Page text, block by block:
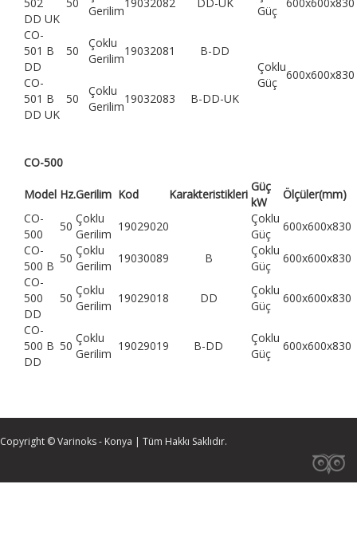
DD UK
Gerilim
Güç
CO-
501 B
DD
50
Çoklu
Gerilim
19032081
B-DD
Çoklu
Güç
600x600x830
CO-
501 B
DD UK
50
Çoklu
Gerilim
19032083 B-DD-UK
CO-500
Model Hz.Gerilim Kod Karakteristikleri
Güç
kW
Ölçüler(mm)
CO-
500
50
Çoklu
Gerilim
19029020
Çoklu
Güç
600x600x830
CO-
500 B
50
Çoklu
Gerilim
19030089 B
Çoklu
Güç
600x600x830
CO-
500
DD
50
Çoklu
Gerilim
19029018 DD
Çoklu
Güç
600x600x830
CO-
500 B
DD
50
Çoklu
Gerilim
19029019 B-DD
Çoklu
Güç
600x600x830
Copyright © Varinoks - Konya | Tüm Hakkı Saklıdır.